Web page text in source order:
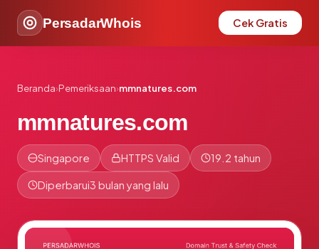
PersadarWhois Cek Gratis
Beranda›Pemeriksaan›mmnatures.com
mmnatures.com
Singapore HTTPS Valid 19.2 tahun
Diperbarui3 bulan yang lalu